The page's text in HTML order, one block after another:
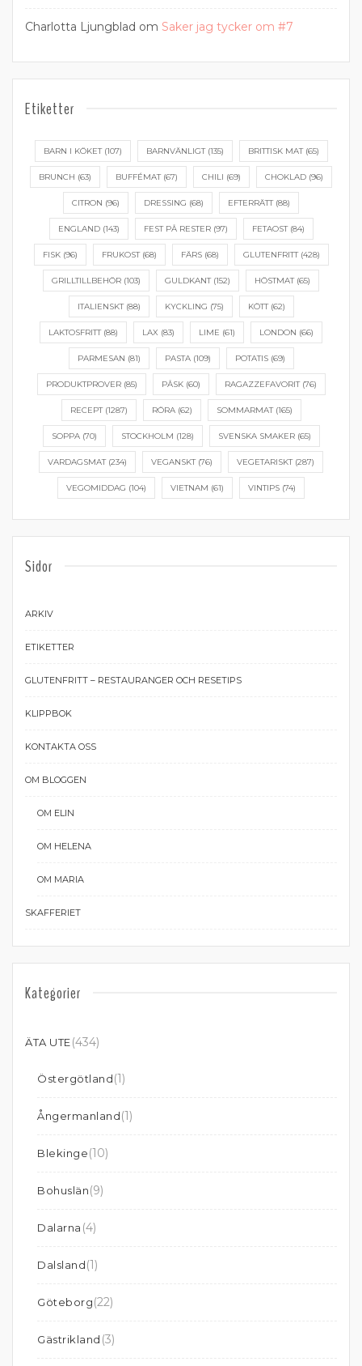
Charlotta Ljungblad om Saker jag tycker om #7
Etiketter
BARN I KÖKET(107) BARNVÄNLIGT(135) BRITTISK MAT(65)
BRUNCH (63) BUFFÉMAT(67) CHILI (69) CHOKLAD (96)
CITRON (96) DRESSING (68) EFTERRÄTT(88)
ENGLAND(143) FEST PÅ RESTER(97) FETAOST(84)
FISK(96) FRUKOST(68) FÄRS(68) GLUTENFRITT(428)
GRILLTILLBEHÖR (103) GULDKANT(152) HÖSTMAT(65)
ITALIENSKT(88) KYCKLING (75) KÖTT(62)
LAKTOSFRITT(88) LAX (83) LIME (61) LONDON (66)
PARMESAN (81) PASTA(109) POTATIS(69)
PRODUKTPROVER(85) PÅSK(60) RAGAZZEFAVORIT(76)
RECEPT(1287) RÖRA(62) SOMMARMAT(165)
SOPPA(70) STOCKHOLM (128) SVENSKA SMAKER(65)
VARDAGSMAT(234) VEGANSKT(76) VEGETARISKT(287)
VEGOMIDDAG (104) VIETNAM (61) VINTIPS (74)
Sidor
ARKIV
ETIKETTER
GLUTENFRITT – RESTAURANGER OCH RESETIPS
KLIPPBOK
KONTAKTA OSS
OM BLOGGEN
OM ELIN
OM HELENA
OM MARIA
SKAFFERIET
Kategorier
ÄTA UTE(434)
Östergötland(1)
Ångermanland(1)
Blekinge(10)
Bohuslän(9)
Dalarna (4)
Dalsland(1)
Göteborg(22)
Gästrikland (3)